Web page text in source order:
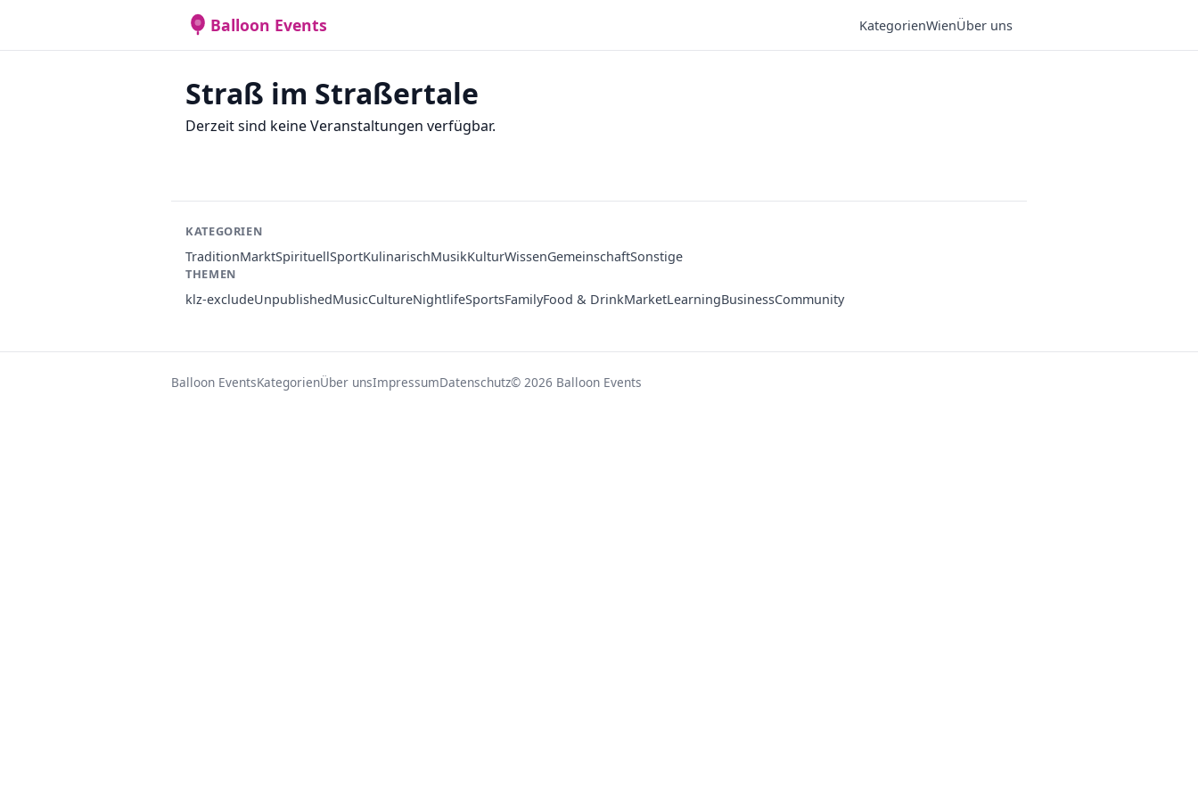
Balloon Events KategorienWienÜber uns
Straß im Straßertale
Derzeit sind keine Veranstaltungen verfügbar.
KATEGORIEN
TraditionMarktSpirituellSportKulinarischMusikKulturWissenGemeinschaftSonstige
THEMEN
klz-excludeUnpublishedMusicCultureNightlifeSportsFamilyFood & DrinkMarketLearningBusinessCommunity
Balloon EventsKategorienÜber unsImpressumDatenschutz© 2026 Balloon Events